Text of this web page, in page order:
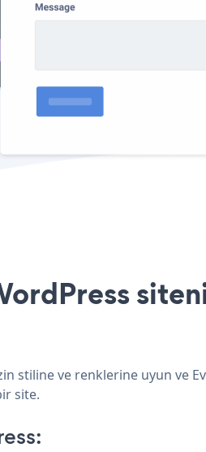
ve renklerine uyun ve
site.